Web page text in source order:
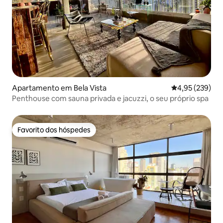
Apartamento em Bela Vista Classificação
4,95 (239)
Penthouse com sauna privada e jacuzzi, o seu próprio spa
Favorito dos hóspedes
Favorito dos hóspedes